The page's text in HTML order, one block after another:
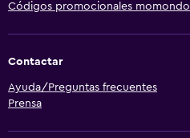
Códigos promocionales momondo
Contactar
Ayuda/Preguntas frecuentes
Prensa